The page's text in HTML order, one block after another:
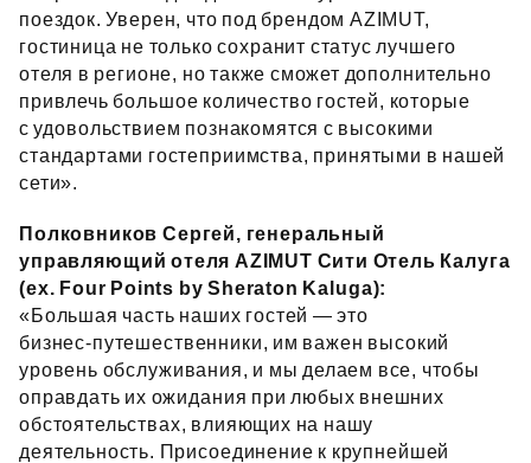
поездок. Уверен, что под брендом AZIMUT,
гостиница не только сохранит статус лучшего
отеля в регионе, но также сможет дополнительно
привлечь большое количество гостей, которые
с удовольствием познакомятся с высокими
стандартами гостеприимства, принятыми в нашей
сети».
Полковников Сергей, генеральный
управляющий отеля AZIMUT Сити Отель Калуга
(ex. Four Points by Sheraton Kaluga):
«Большая часть наших гостей — это
бизнес‑путешественники, им важен высокий
уровень обслуживания, и мы делаем все, чтобы
оправдать их ожидания при любых внешних
обстоятельствах, влияющих на нашу
деятельность. Присоединение к крупнейшей